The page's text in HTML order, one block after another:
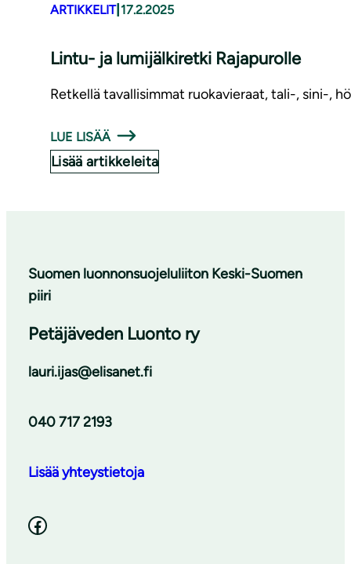
ARTIKKELIT| 17.2.2025
Lintu- ja lumijälkiretki Rajapurolle
Retkellä tavallisimmat ruokavieraat, tali-, sini-,
LUE LISÄÄ
Lisää artikkeleita
Suomen luonnonsuojeluliiton Keski-Suomen
piiri
Petäjäveden Luonto ry
lauri.ijas@elisanet.fi
040 717 2193
Lisää yhteystietoja
Facebook